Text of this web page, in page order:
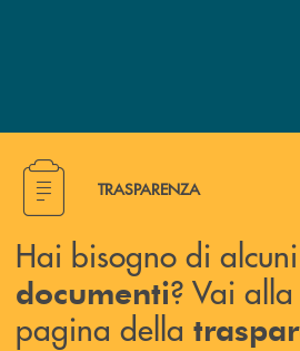
Hai bisogno di alcuni
TRASPARENZA
Hai bisogno di alcuni
documenti? Vai alla
pagina della